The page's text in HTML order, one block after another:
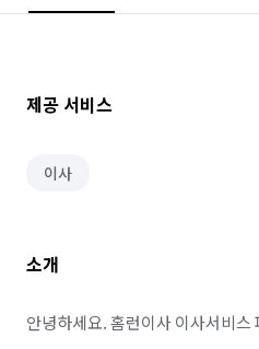
제공 서비스
이사
소개
안녕하세요. 홈런이사 이사서비스